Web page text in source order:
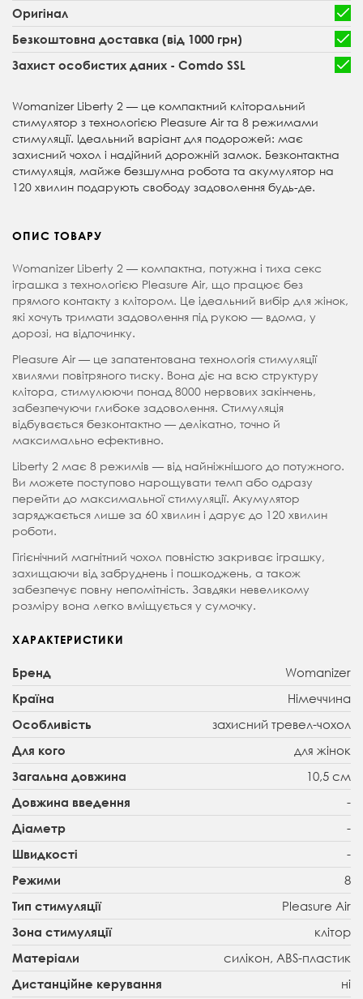
Оригінал
Безкоштовна доставка (від 1000 грн)
Захист особистих даних - Comdo SSL
Womanizer Liberty 2 — це компактний кліторальний
стимулятор з технологією Pleasure Air та 8 режимами
стимуляції. Ідеальний варіант для подорожей: має
захисний чохол і надійний дорожній замок. Безконтактна
стимуляція, майже безшумна робота та акумулятор на
120 хвилин подарують свободу задоволення будь-де.
ОПИС ТОВАРУ
Womanizer Liberty 2 — компактна, потужна і тиха секс
іграшка з технологією Pleasure Air, що працює без
прямого контакту з клітором. Це ідеальний вибір для жінок,
які хочуть тримати задоволення під рукою — вдома, у
дорозі, на відпочинку.
Pleasure Air — це запатентована технологія стимуляції
хвилями повітряного тиску. Вона діє на всю структуру
клітора, стимулюючи понад 8000 нервових закінчень,
забезпечуючи глибоке задоволення. Стимуляція
відбувається безконтактно — делікатно, точно й
максимально ефективно.
Liberty 2 має 8 режимів — від найніжнішого до потужного.
Ви можете поступово нарощувати темп або одразу
перейти до максимальної стимуляції. Акумулятор
заряджається лише за 60 хвилин і дарує до 120 хвилин
роботи.
Гігієнічний магнітний чохол повністю закриває іграшку,
захищаючи від забруднень і пошкоджень, а також
забезпечує повну непомітність. Завдяки невеликому
розміру вона легко вміщується у сумочку.
ХАРАКТЕРИСТИКИ
Бренд Womanizer
Країна Німеччина
Особливість захисний тревел-чохол
Для кого для жінок
Загальна довжина 10,5 см
Довжина введення -
Діаметр -
Швидкості -
Режими 8
Тип стимуляції Pleasure Air
Зона стимуляції клітор
Матеріали силікон, ABS-пластик
Дистанційне керування ні